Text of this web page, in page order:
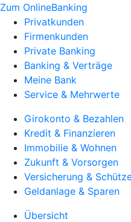
Zum OnlineBanking
Privatkunden
Firmenkunden
Private Banking
Banking & Verträge
Meine Bank
Service & Mehrwerte
Girokonto & Bezahlen
Kredit & Finanzieren
Immobilie & Wohnen
Zukunft & Vorsorgen
Versicherung &
Geldanlage & Sparen
Übersicht